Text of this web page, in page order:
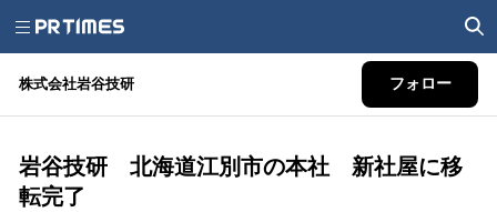
株式会社岩谷技研 フォロー
岩谷技研 北海道江別市の本社 新社屋に移
転完了